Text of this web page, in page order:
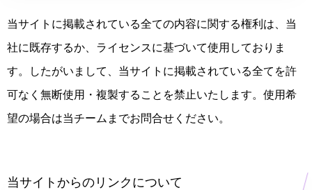
当サイトに掲載されている全ての内容に関する権利は、当
社に既存するか、ライセンスに基づいて使用しておりま
す。したがいまして、当サイトに掲載されている全てを許
可なく無断使用・複製することを禁止いたします。使用希
望の場合は当チームまでお問合せください。
当サイトからのリンクについて